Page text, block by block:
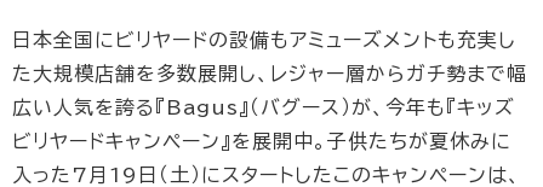
日本全国にビリヤードの設備もアミューズメントも充実し
た大規模店舗を多数展開し、レジャー層からガチ勢まで幅
広い人気を誇る『Bagus』（バグース）が、今年も『キッズ
ビリヤードキャンペーン』を展開中。子供たちが夏休みに
入った7月19日（土）にスタートしたこのキャンペーンは、